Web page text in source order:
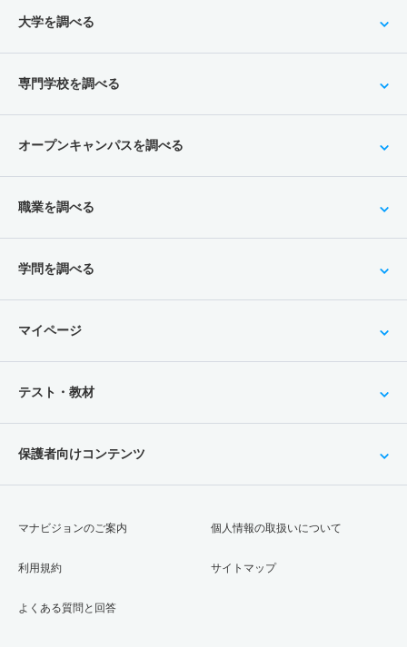
大学を調べる
専門学校を調べる
オープンキャンパスを調べる
職業を調べる
学問を調べる
マイページ
テスト・教材
保護者向けコンテンツ
マナビジョンのご案内
利用規約
よくある質問と回答
個人情報の取扱いについて
サイトマップ